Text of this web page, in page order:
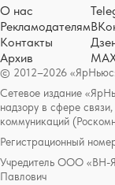
© 2012–2026
Сетевое издание
надзору в сфере
коммуникаций
Регистрационный
Учредитель ООО «ВН-
Павлович
О нас
Рекламодателям
Контакты
Архив